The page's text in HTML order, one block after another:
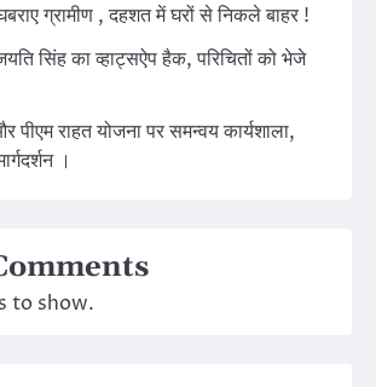
ग्रामीण , दहशत में घरों से निकले बाहर !
सिंह का व्हाट्सऐप हैक, परिचितों को भेजे
राहत योजना पर समन्वय कार्यशाला,
।
to show.